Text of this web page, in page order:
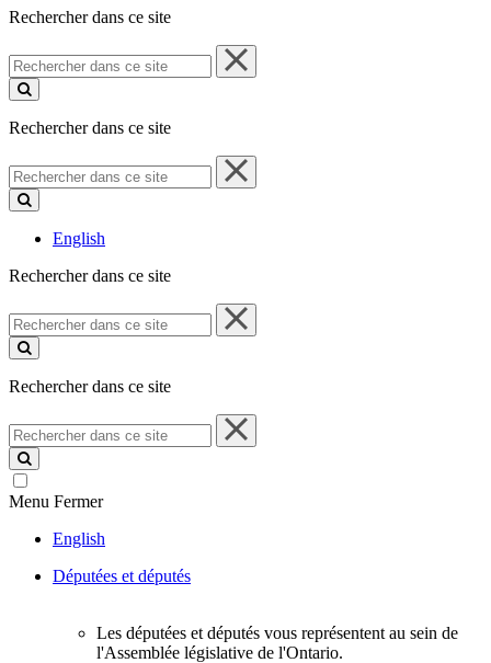
Rechercher dans ce site
Rechercher
dans
ce
Rechercher dans ce site
Rechercher
dans
ce
English
Rechercher dans ce site
Rechercher
dans
ce
Rechercher dans ce site
Rechercher
dans
ce
site
Menu Fermer
English
Députées et députés
Les députées et députés vous représentent au sein de
l'Assemblée législative de l'Ontario.